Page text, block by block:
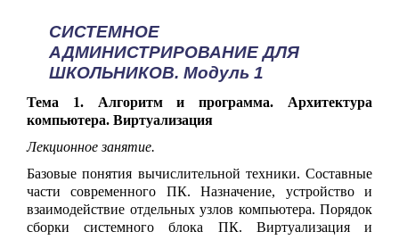
СИСТЕМНОЕ
АДМИНИСТРИРОВАНИЕ ДЛЯ
ШКОЛЬНИКОВ. Модуль 1
Тема 1. Алгоритм и программа. Архитектура
компьютера. Виртуализация
Лекционное занятие.
Базовые понятия вычислительной техники. Составные
части современного ПК.Назначение, устройство и
взаимодействие отдельных узлов компьютера. Порядок
сборки системного блока ПК. Виртуализация и